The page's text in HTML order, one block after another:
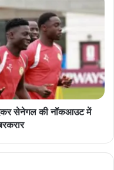
सेनेगल की नॉकआउट में